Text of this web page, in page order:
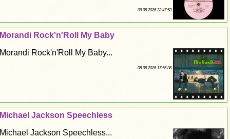
09 08 2026 23:47:53
Morandi Rock'n'Roll My Baby
Morandi Rock'n'Roll My Baby...
08 08 2026 17:56:36
Michael Jackson Speechless
Michael Jackson Speechless...